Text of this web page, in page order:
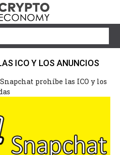
ICO Y LOS ANUNCIOS
Snapchat prohíbe las ICO y los